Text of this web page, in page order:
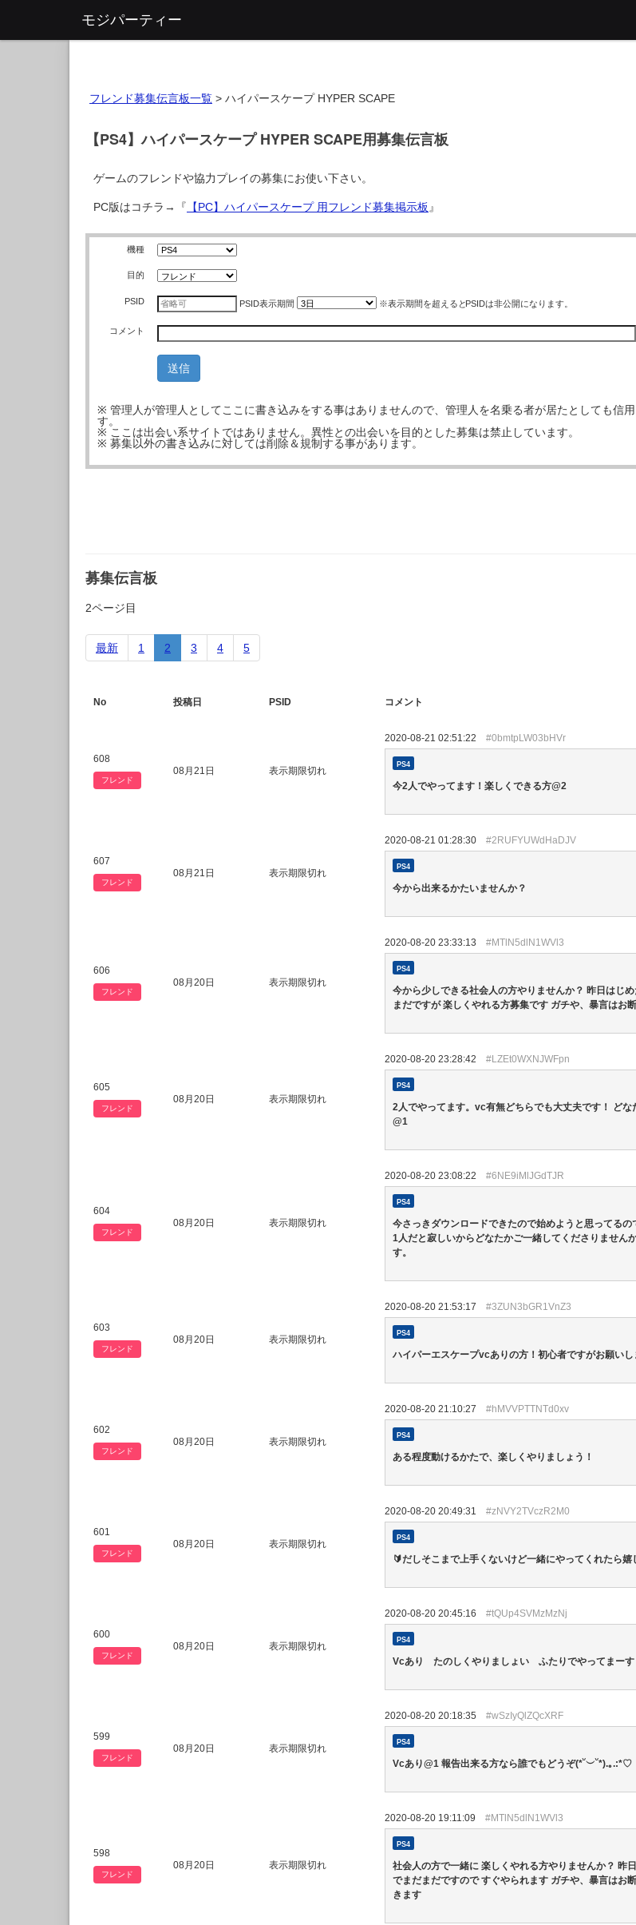
モジパーティー
フレンド募集伝言板一覧 > ハイパースケープ HYPER SCAPE
【PS4】ハイパースケープ HYPER SCAPE用募集伝言板
ゲームのフレンドや協力プレイの募集にお使い下さい。
PC版はコチラ→『 【PC】ハイパースケープ 用フレンド募集掲示板 』
機種
目的
PSID PSID表示期間 ※表示期間を超えるとPSIDは非公開になります。
コメント
※ 管理人が管理人としてここに書き込みをする事はありませんので、管理人を名乗る者が居たとしても信
す。
※ ここは出会い系サイトではありません。異性との出会いを目的とした募集は禁止しています。
※ 募集以外の書き込みに対しては削除＆規制する事があります。
募集伝言板
2ページ目
最新 1 2 3 4 5
No 投稿日 PSID コメント
608
フレンド
08月21日 表示期限切れ
2020-08-21 02:51:22 #0bmtpLW03bHVr
PS4
今2人でやってます！楽しくできる方@2
607
フレンド
08月21日 表示期限切れ
2020-08-21 01:28:30 #2RUFYUWdHaDJV
PS4
今から出来るかたいませんか？
606
フレンド
08月20日 表示期限切れ
2020-08-20 23:33:13 #MTlN5dlN1WVl3
PS4
今から少しできる社会人の方やりませんか？ 昨日はじ
まだですが 楽しくやれる方募集です ガチや、暴言はお
605
フレンド
08月20日 表示期限切れ
2020-08-20 23:28:42 #LZEt0WXNJWFpn
PS4
2人でやってます。vc有無どちらでも大丈夫です！ どな
@1
604
フレンド
08月20日 表示期限切れ
2020-08-20 23:08:22 #6NE9iMlJGdTJR
PS4
今さっきダウンロードできたので始めようと思ってるの
1人だと寂しいからどなたかご一緒してくださりません
す。
603
フレンド
08月20日 表示期限切れ
2020-08-20 21:53:17 #3ZUN3bGR1VnZ3
PS4
ハイパーエスケープvcありの方！初心者ですがお願いし
602
フレンド
08月20日 表示期限切れ
2020-08-20 21:10:27 #hMVVPTTNTd0xv
PS4
ある程度動けるかたで、楽しくやりましょう！
601
フレンド
08月20日 表示期限切れ
2020-08-20 20:49:31 #zNVY2TVczR2M0
PS4
🔰だしそこまで上手くないけど一緒にやってくれたら嬉
600
フレンド
08月20日 表示期限切れ
2020-08-20 20:45:16 #tQUp4SVMzMzNj
PS4
Vcあり たのしくやりましょい ふたりでやってまーす
599
フレンド
08月20日 表示期限切れ
2020-08-20 20:18:35 #wSzIyQlZQcXRF
PS4
Vcあり@1 報告出来る方なら誰でもどうぞ(*˘︶˘*).｡.:*♡
598
フレンド
08月20日 表示期限切れ
2020-08-20 19:11:09 #MTlN5dlN1WVl3
PS4
社会人の方で一緒に 楽しくやれる方やりませんか？ 昨
でまだまだですので すぐやられます ガチや、暴言はお
きます